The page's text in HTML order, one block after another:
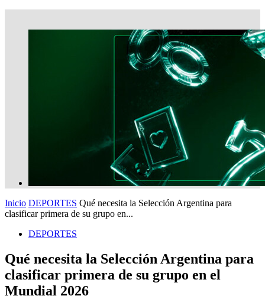
Inicio DEPORTES Qué necesita la Selección Argentina para
clasificar primera de su grupo en...
DEPORTES
Qué necesita la Selección Argentina para
clasificar primera de su grupo en el
Mundial 2026